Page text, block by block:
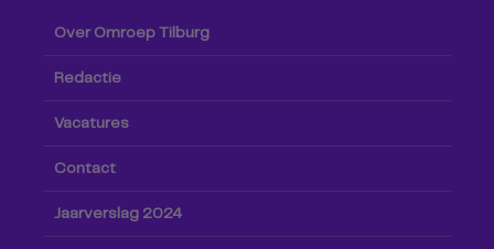
Over Omroep Tilburg
Redactie
Vacatures
Contact
Jaarverslag 2024